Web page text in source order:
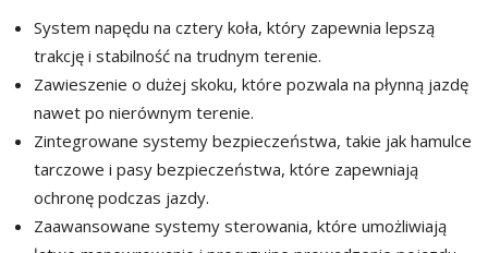
System napędu na cztery koła, który zapewnia lepszą
trakcję i stabilność na trudnym terenie.
Zawieszenie o dużej skoku, które pozwala na płynną jazdę
nawet po nierównym terenie.
Zintegrowane systemy bezpieczeństwa, takie jak hamulce
tarczowe i pasy bezpieczeństwa, które zapewniają
ochronę podczas jazdy.
Zaawansowane systemy sterowania, które umożliwiają